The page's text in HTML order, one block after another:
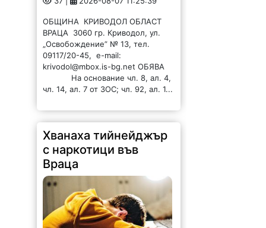
Хванаха тийнейджър
с наркотици във
Враца
108 | 2026-08-07 10:37:16
Снощи в ж.к„Младост“ във Враца
е извършена проверка на 17-
годишно лице. При обиска са